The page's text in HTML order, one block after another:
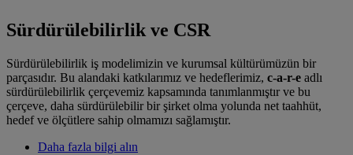
Sürdürülebilirlik ve CSR
Sürdürülebilirlik iş modelimizin ve kurumsal kültürümüzün bir
parçasıdır. Bu alandaki katkılarımız ve hedeflerimiz, c-a-r-e adlı
sürdürülebilirlik çerçevemiz kapsamında tanımlanmıştır ve bu
çerçeve, daha sürdürülebilir bir şirket olma yolunda net taahhüt,
hedef ve ölçütlere sahip olmamızı sağlamıştır.
Daha fazla bilgi alın